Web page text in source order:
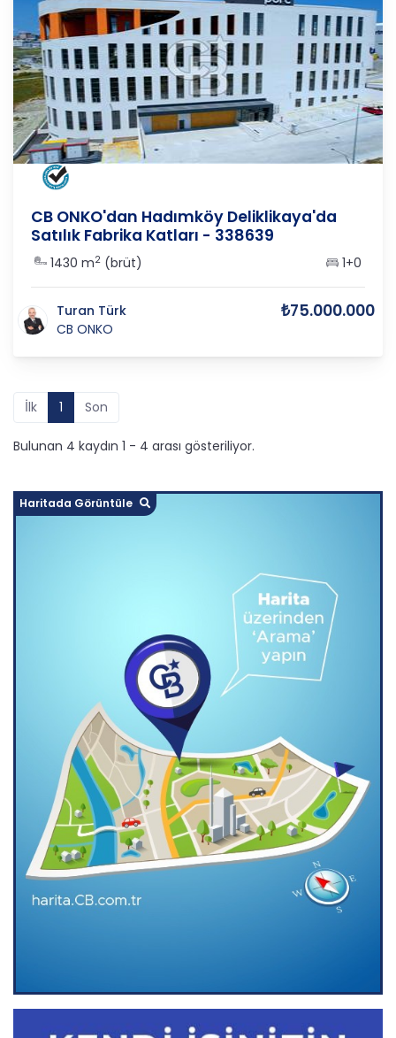
CB ONKO'dan Hadımköy Deliklikaya'da
Satılık Fabrika Katları - 338639
1430 m2 (brüt) 1+0
Turan Türk
CB ONKO
₺75.000.000
İlk 1 Son
Bulunan 4 kaydın 1 - 4 arası gösteriliyor.
Haritada Görüntüle